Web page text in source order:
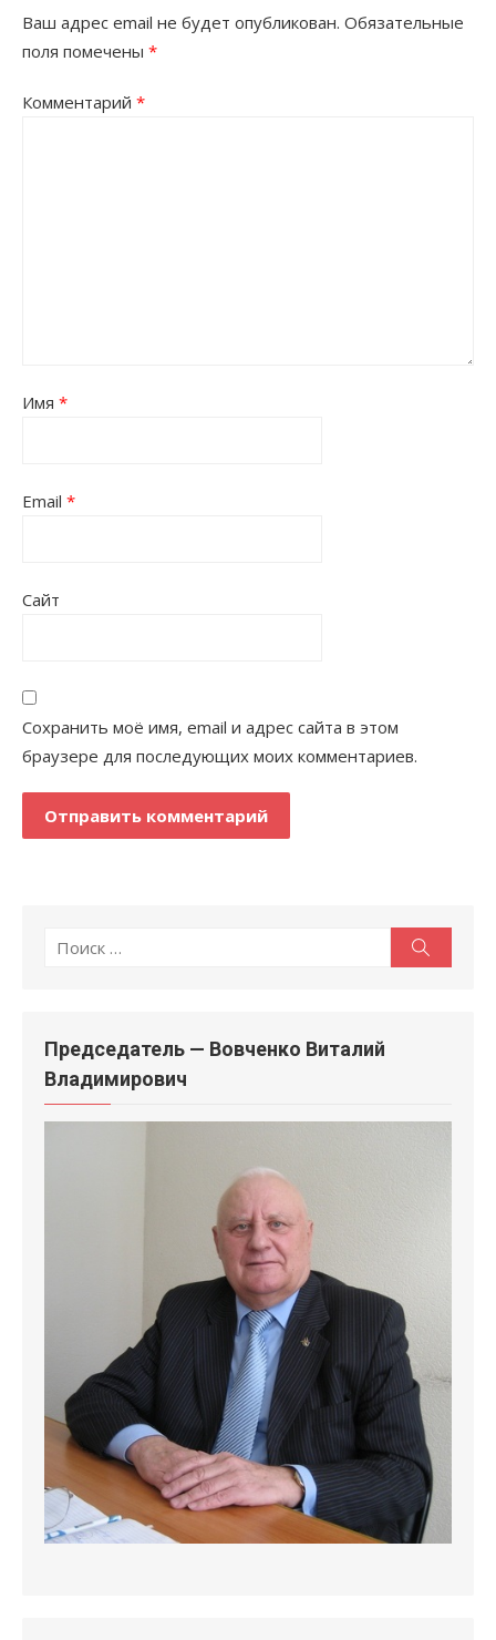
Ваш адрес email не будет опубликован. Обязательные
поля помечены *
Комментарий *
Имя *
Email *
Сайт
Сохранить моё имя, email и адрес сайта в этом
браузере для последующих моих комментариев.
Поиск
Председатель — Вовченко Виталий
Владимирович